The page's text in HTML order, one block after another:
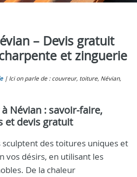
– Devis gratuit
et zinguerie
Ici on parle de : couvreur, toiture, Névian,
Névian : savoir-faire,
et devis gratuit
des toitures uniques et
vos désirs, en utilisant les
De la chaleur